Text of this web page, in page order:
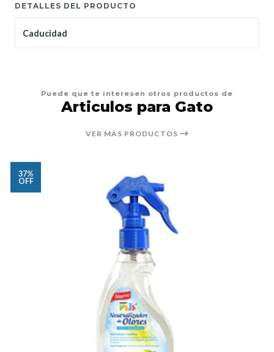
DETALLES DEL PRODUCTO
Caducidad
Puede que te interesen otros productos de
Articulos para Gato
VER MÁS PRODUCTOS
37%
OFF